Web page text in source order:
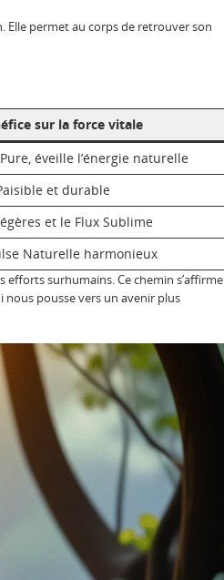
permet au corps de retrouver son
sur la force vitale
éveille l’énergie naturelle
et durable
et le Flux Sublime
Naturelle harmonieux
surhumains. Ce chemin s’affirme
nous pousse vers un avenir plus